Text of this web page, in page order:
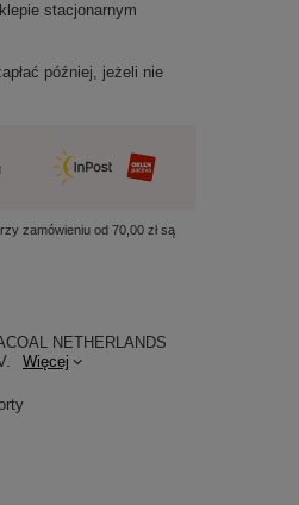
stacjonarnym
później, jeżeli nie
zamówieniu od70,00 złsą
NETHERLANDS
Więcej